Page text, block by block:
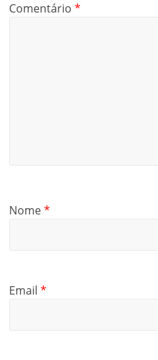
Comentário*
Nome*
Email*